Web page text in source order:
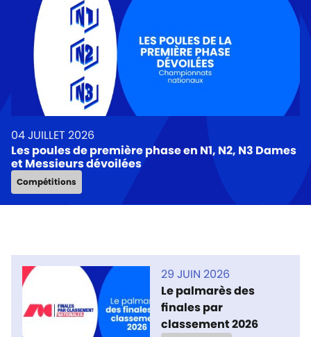
04 JUILLET 2026
Les poules de première phase en N1, N2, N3 Dames
et Messieurs dévoilées
Compétitions
29 JUIN 2026
Le palmarès des
finales par
classement 2026